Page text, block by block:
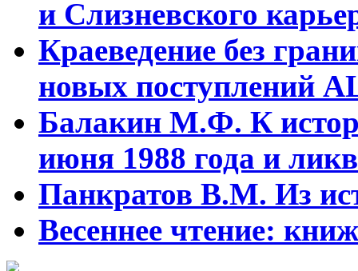
и Слизневского
Краеведение без
новых поступлений
Балакин М.Ф. К
июня 1988 года и
Панкратов В.М. Из
Весеннее чтение: